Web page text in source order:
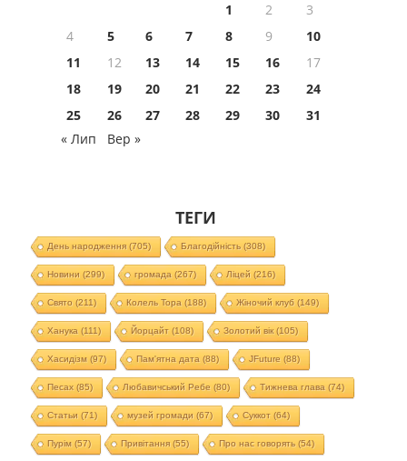
1
2
3
4
5 6 7 8 9
10
11
12 13 14 15 16
17
18
19 20 21 22 23
24
25
26 27 28 29 30
31
« Лип
Вер »
ТЕГИ
День народження(705) Благодійність (308)
Новини (299) громада (267) Ліцей (216)
Свято (211) Колель Тора (188) Жіночий клуб (149)
Ханука (111) Йорцайт (108) Золотий вік(105)
Хасидізм (97) Пам'ятна дата (88) JFuture (88)
Песах(85) Любавичський Ребе (80) Тижнева глава (74)
Статьи (71) музей громади (67) Суккот (64)
Пурім (57) Привітання(55) Про нас говорять (54)